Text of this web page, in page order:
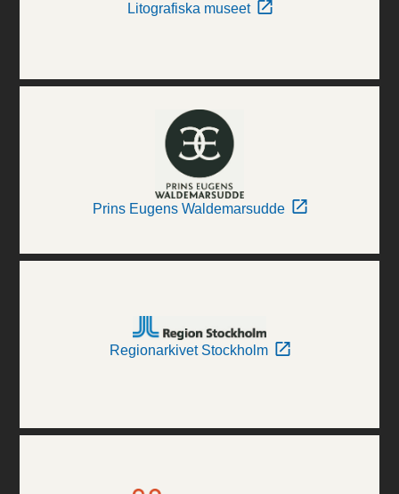
Litografiska museet
Prins Eugens Waldemarsudde
Regionarkivet Stockholm